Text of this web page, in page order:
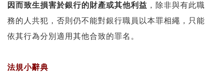
因而致生損害於銀行的財產或其他利益 ，除非與有此職
務的人共犯，否則仍不能對銀行職員以本罪相繩，只能
依其行為分別適用其他合致的罪名。
法規小辭典